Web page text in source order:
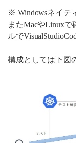
※ Windowsネイテ
またMacやLinux
ルで
構成としては下図